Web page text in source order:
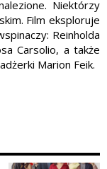
Niektórzy
Film eksploruje
Reinholda
Carsolio, a także
Marion Feik.